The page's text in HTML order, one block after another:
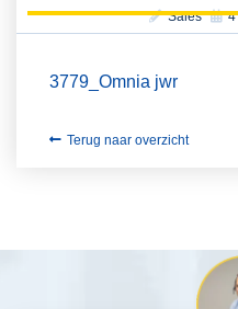
Sales 4
3779_Omnia jwr
Terug naar overzicht